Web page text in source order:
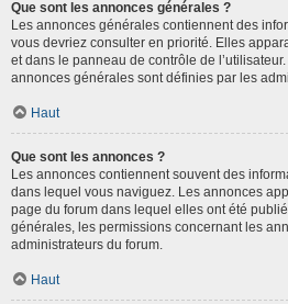
Que sont les annonces générales ?
Les annonces générales contiennent des
vous devriez consulter en priorité. Elles
et dans le panneau de contrôle de
annonces générales sont définies par les
Haut
Que sont les annonces ?
Les annonces contiennent souvent des
dans lequel vous naviguez. Les annonces
page du forum dans lequel elles ont été
générales, les permissions concernant les
administrateurs du forum.
Haut